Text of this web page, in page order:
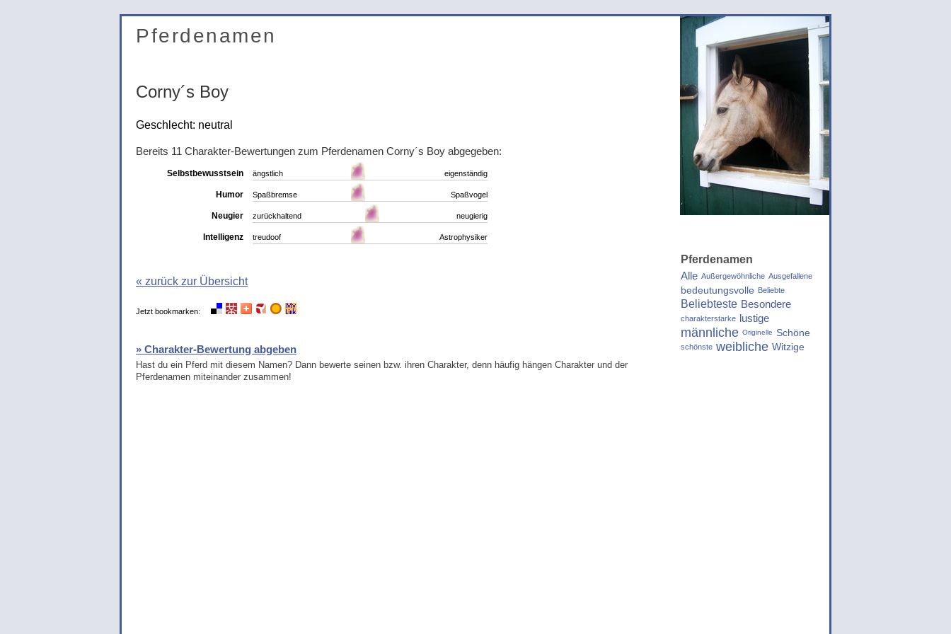
Pferdenamen
Corny´s Boy
Geschlecht: neutral
Bereits 11 Charakter-Bewertungen zum Pferdenamen Corny´s Boy abgegeben:
Selbstbewusstsein ängstlich eigenständig
Humor Spaßbremse Spaßvogel
Neugier zurückhaltend neugierig
Intelligenz treudoof Astrophysiker
« zurück zur Übersicht
Jetzt bookmarken:
» Charakter-Bewertung abgeben
Hast du ein Pferd mit diesem Namen? Dann bewerte seinen bzw. ihren Charakter, denn häufig hängen Charakter und der
Pferdenamen miteinander zusammen!
Pferdenamen
Alle Außergewöhnliche Ausgefallene
bedeutungsvolle Beliebte
Beliebteste Besondere
charakterstarke lustige
männliche Originelle Schöne
schönste weibliche Witzige